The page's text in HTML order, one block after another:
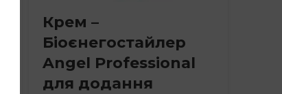
Крем –
Біоєнегостайлер
Angel Professional
для додання